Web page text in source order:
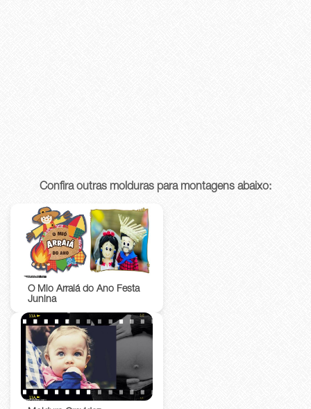
Confira outras molduras para montagens abaixo:
O Mio Arraiá do Ano Festa
Junina